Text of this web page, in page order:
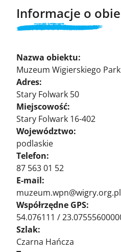
Informacje o
Nazwa obiektu:
Muzeum Wigierskiego
Adres:
Stary Folwark 50
Miejscowość:
Stary Folwark 16-402
Województwo:
podlaskie
Telefon:
87 563 01 52
E-mail:
muzeum.wpn@wigry.org.pl
Współrzędne GPS:
54.076111 /
Szlak:
Czarna Hańcza